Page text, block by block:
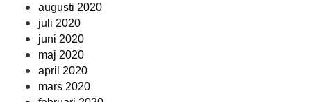
augusti 2020
juli 2020
juni 2020
maj 2020
april 2020
mars 2020